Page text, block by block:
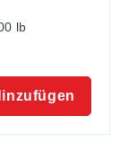
lb